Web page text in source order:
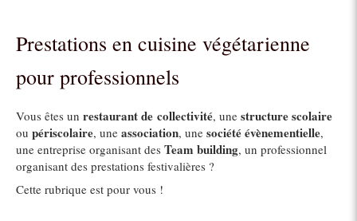
Prestations en cuisine végétarienne
pour professionnels
Vous êtes un restaurant de collectivité, une structure scolaire
ou périscolaire, une association, une société évènementielle,
une entreprise organisant des Team building, un professionnel
organisant des prestations festivalières ?
Cette rubrique est pour vous !